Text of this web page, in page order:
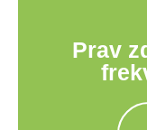
Prav